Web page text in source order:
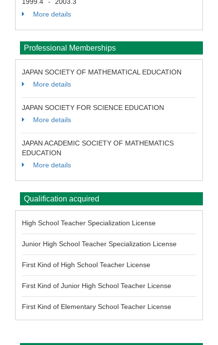
-
More details
Professional Memberships
JAPAN SOCIETY OF MATHEMATICAL EDUCATION
More details
JAPAN SOCIETY FOR SCIENCE EDUCATION
More details
JAPAN ACADEMIC SOCIETY OF MATHEMATICS
EDUCATION
More details
Qualification acquired
High School Teacher Specialization License
Junior High School Teacher Specialization License
First Kind of High School Teacher License
First Kind of Junior High School Teacher License
First Kind of Elementary School Teacher License